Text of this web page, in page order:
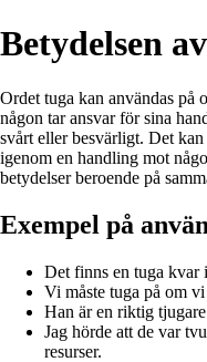
Betydelsen
Ordet tuga kan användas på
någon tar ansvar för sina
svårt eller besvärligt. Det
igenom en handling mot
betydelser beroende på
Exempel på
Det finns en tuga kvar
Vi måste tuga på om
Han är en riktig
Jag hörde att de var
resurser.